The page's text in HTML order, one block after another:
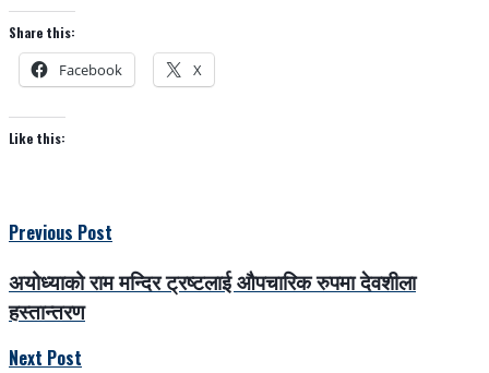
Share this:
Facebook X
Like this:
Previous Post
अयोध्याको राम मन्दिर ट्रष्टलाई औपचारिक रुपमा देवशीला
हस्तान्तरण
Next Post